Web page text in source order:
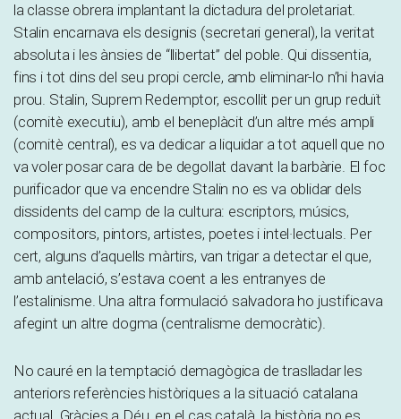
la classe obrera implantant la dictadura del proletariat.
Stalin encarnava els designis (secretari general), la veritat
absoluta i les ànsies de “llibertat” del poble. Qui dissentia,
fins i tot dins del seu propi cercle, amb eliminar-lo n’hi havia
prou. Stalin, Suprem Redemptor, escollit per un grup reduït
(comitè executiu), amb el beneplàcit d’un altre més ampli
(comitè central), es va dedicar a liquidar a tot aquell que no
va voler posar cara de be degollat davant la barbàrie. El foc
purificador que va encendre Stalin no es va oblidar dels
dissidents del camp de la cultura: escriptors, músics,
compositors, pintors, artistes, poetes i intel·lectuals. Per
cert, alguns d’aquells màrtirs, van trigar a detectar el que,
amb antelació, s’estava coent a les entranyes de
l’estalinisme. Una altra formulació salvadora ho justificava
afegint un altre dogma (centralisme democràtic).
No cauré en la temptació demagògica de traslladar les
anteriors referències històriques a la situació catalana
actual. Gràcies a Déu, en el cas català, la història no es